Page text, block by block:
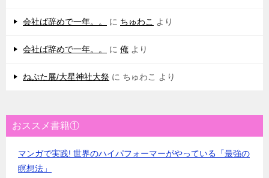
会社ば辞めで一年。。 に ちゅわこ より
会社ば辞めで一年。。 に 俺 より
ねぷた展/大星神社大祭 に ちゅわこ より
おススメ書籍①
マンガで実践! 世界のハイパフォーマーがやっている「最強の
瞑想法」